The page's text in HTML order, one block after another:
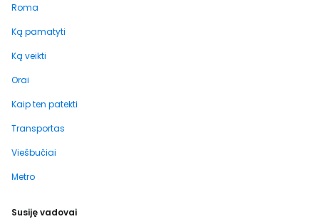
Roma
Ką pamatyti
Ką veikti
Orai
Kaip ten patekti
Transportas
Viešbučiai
Metro
Susiję vadovai